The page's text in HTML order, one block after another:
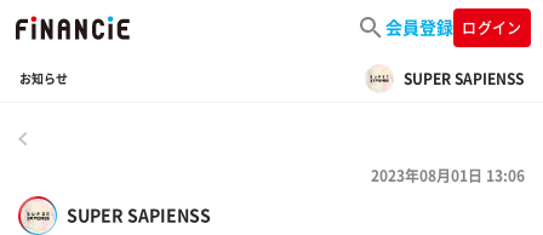
会員登録 ログイン
お知らせ SUPER SAPIENSS
SUPER SAPIENSS
2023年08月01日 13:06